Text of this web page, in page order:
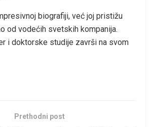
biografiji, već joj pristižu
od vodećih svetskih kompanija.
i doktorske studije završi na svom
Prethodni post